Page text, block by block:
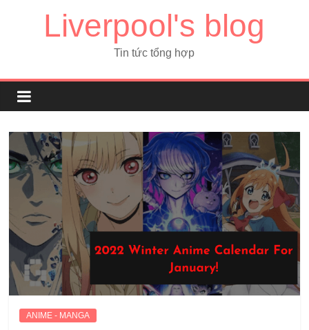
Liverpool's blog
Tin tức tổng hợp
ANIME - MANGA